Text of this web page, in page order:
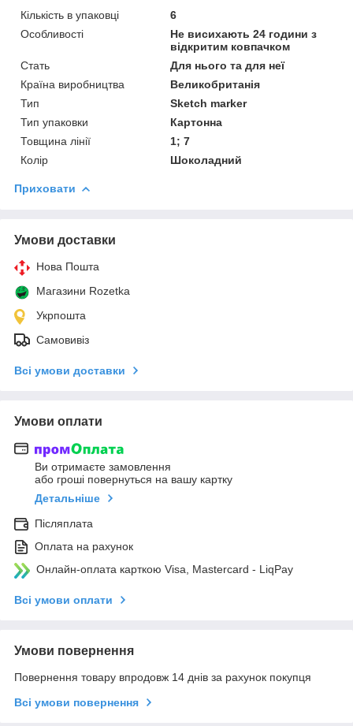
Кількість в упаковці
6
Особливості
Не висихають 24 години з
відкритим ковпачком
Стать
Для нього та для неї
Країна виробництва
Великобританія
Тип
Sketch marker
Тип упаковки
Картонна
Товщина лінії
1; 7
Колір
Шоколадний
Приховати
Умови доставки
Нова Пошта
Магазини Rozetka
Укрпошта
Самовивіз
Всі умови доставки
Умови оплати
Ви отримаєте замовлення
або гроші повернуться на вашу картку
Детальніше
Післяплата
Оплата на рахунок
Онлайн-оплата карткою Visa, Mastercard - LiqPay
Всі умови оплати
Умови повернення
Повернення товару впродовж 14 днів за рахунок покупця
Всі умови повернення